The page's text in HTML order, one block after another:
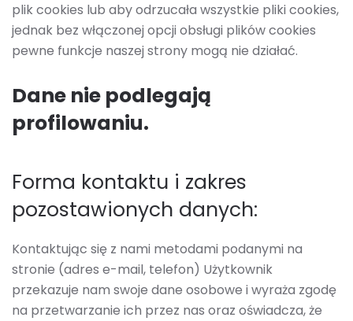
plik cookies lub aby odrzucała wszystkie pliki cookies,
jednak bez włączonej opcji obsługi plików cookies
pewne funkcje naszej strony mogą nie działać.
Dane nie podlegają
profilowaniu.
Forma kontaktu i zakres
pozostawionych danych:
Kontaktując się z nami metodami podanymi na
stronie (adres e-mail, telefon) Użytkownik
przekazuje nam swoje dane osobowe i wyraża zgodę
na przetwarzanie ich przez nas oraz oświadcza, że